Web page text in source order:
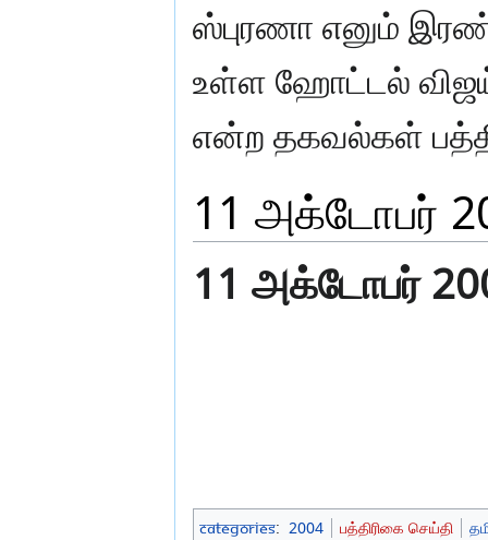
ஸ்புரணா எனும்
உள்ள ஹோட்டல் விஜய்
என்ற தகவல்கள்
11 அக்டோபர்
11 அக்டோபர்
Categories: 2004 பத்திரிகை செய்தி